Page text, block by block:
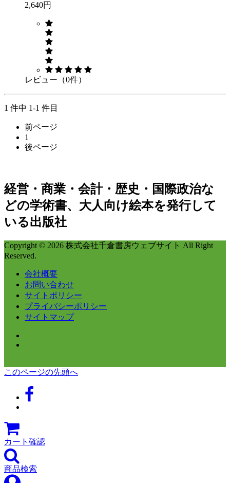
2,640円
レビュー（0件）
1 件中 1-1 件目
前ページ
1
後ページ
経営・商業・会計・歴史・国際政治な
どの学術書、大人向け絵本を発行して
いる出版社
Copyright © 2026 株式会社千倉書房ウェブサイト All Right
Reserved.
会社概要
お問い合わせ
サイトポリシー
プライバシーポリシー
サイトマップ
このページの先頭へ
カート確認
商品検索